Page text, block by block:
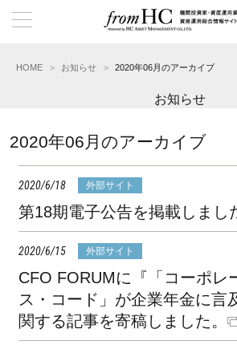
HOME お知らせ 2020年06月のアーカイブ
お知らせ
2020年06月のアーカイブ
2020/6/18 外部サイト
第18期電子公告を掲載しまし
2020/6/15 外部サイト
CFO FORUMに『「コーポレ
ス・コード」が企業年⾦に⾔
関する記事を寄稿しました。